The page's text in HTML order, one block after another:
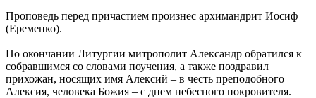
Проповедь перед причастием произнес архимандрит Иосиф
(Еременко).
По окончании Литургии митрополит Александр обратился к
собравшимся со словами поучения, а также поздравил
прихожан, носящих имя Алексий – в честь преподобного
Алексия, человека Божия – с днем небесного покровителя.